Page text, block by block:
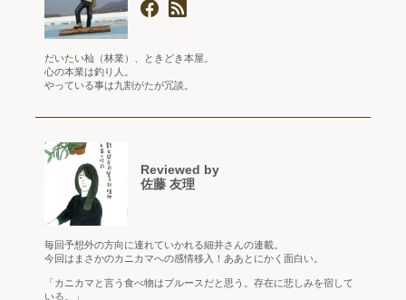
だいたい杣（林業）、ときどき本屋。
心の本業は釣り人。
やっている事は九割がたが冗談。
Reviewed by
佐藤 友理
毎回予想外の方向に連れていかれる細井さんの連載。
今回はまさかのカニカマへの感情移入！ああとにかく面白い。
「カニカマと言う食べ物はブルースだと思う。存在に悲しみを宿して
いる。」